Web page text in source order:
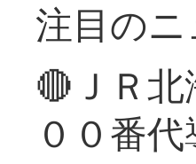
注目のニ
🔴ＪＲ
００番